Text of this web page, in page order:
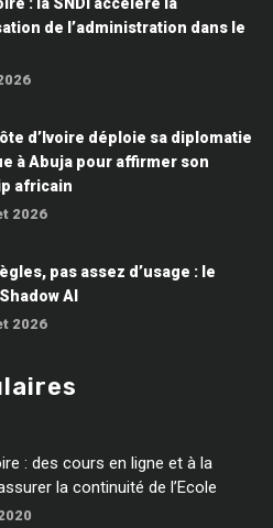
de l’administration dans le
d’Ivoire déploie sa diplomatie
à Abuja pour affirmer son
africain
2026
pas assez d’usage : le
AI
2026
: des cours en ligne et à la
la continuité de l’Ecole